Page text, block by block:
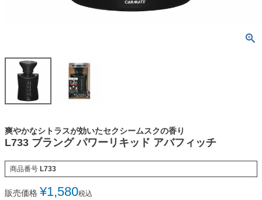
爽やかなシトラスが効いたセクシームスクの香り
L733 ブラング パワーリキッド アバフィッチ
商品番号 L733
販売価格 ¥1,580税込